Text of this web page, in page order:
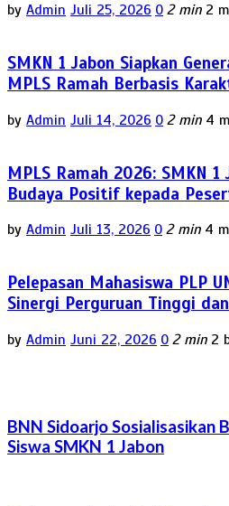
by Admin Juli 25, 2026 0 2 min 2
SMKN 1 Jabon Siapkan
MPLS Ramah Berbasis
by Admin Juli 14, 2026 0 2 min 4
MPLS Ramah 2026: SMKN 1
Budaya Positif kepada
by Admin Juli 13, 2026 0 2 min 4
Pelepasan Mahasiswa PLP
Sinergi Perguruan Tinggi
by Admin Juni 22, 2026 0 2 min 2
BNN Sidoarjo Sosialisasikan
Siswa SMKN 1 Jabon